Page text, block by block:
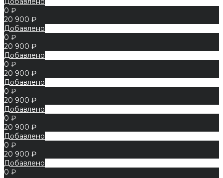
0 ₽
20 900 ₽
Добавлено
0 ₽
20 900 ₽
Добавлено
0 ₽
20 900 ₽
Добавлено
0 ₽
20 900 ₽
Добавлено
0 ₽
20 900 ₽
Добавлено
0 ₽
20 900 ₽
Добавлено
0 ₽